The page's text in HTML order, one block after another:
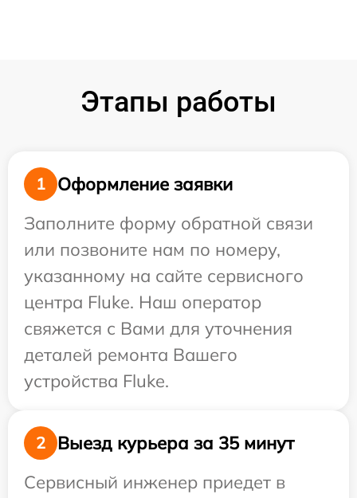
Этапы работы
1
Оформление заявки
Заполните форму обратной связи
или позвоните нам по номеру,
указанному на сайте сервисного
центра Fluke. Наш оператор
свяжется с Вами для уточнения
деталей ремонта Вашего
устройства Fluke.
2
Выезд курьера за 35 минут
Сервисный инженер приедет в